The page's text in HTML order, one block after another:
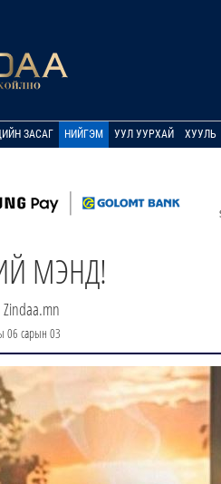
ЗАСАГ НИЙГЭМ УУЛ УУРХАЙ ХУУЛЬ
МЭНД!
Zindaa.mn
06 сарын 03